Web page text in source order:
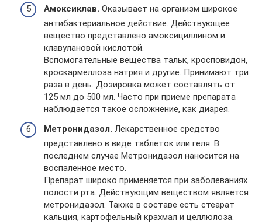
Амоксиклав. Оказывает на организм широкое
антибактериальное действие. Действующее
вещество представлено амоксициллином и
клавулановой кислотой.
Вспомогательные вещества тальк, кросповидон,
кроскармеллоза натрия и другие. Принимают три
раза в день. Дозировка может составлять от
125 мл до 500 мл. Часто при приеме препарата
наблюдается такое осложнение, как диарея.
Метронидазол. Лекарственное средство
представлено в виде таблеток или геля. В
последнем случае Метронидазол наносится на
воспаленное место.
Препарат широко применяется при заболеваниях
полости рта. Действующим веществом является
метронидазол. Также в составе есть стеарат
кальция, картофельный крахмал и целлюлоза.